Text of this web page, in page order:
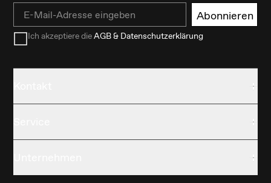
Email Abonnieren
Ich akzeptiere dieAGB & Datenschutzerklärung